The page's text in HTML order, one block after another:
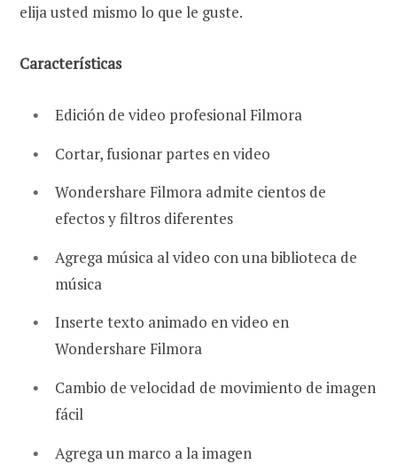
elija usted mismo lo que le guste.
Características
Edición de video profesional Filmora
Cortar, fusionar partes en video
Wondershare Filmora admite cientos de
efectos y filtros diferentes
Agrega música al video con una biblioteca de
música
Inserte texto animado en video en
Wondershare Filmora
Cambio de velocidad de movimiento de imagen
fácil
Agrega un marco a la imagen